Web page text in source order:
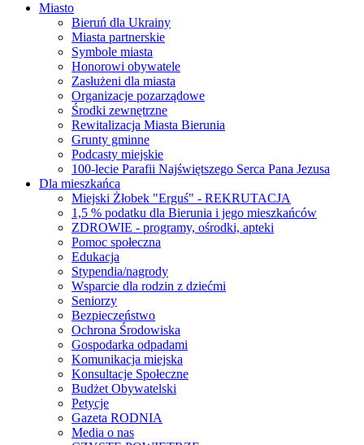
Miasto
Bieruń dla Ukrainy
Miasta partnerskie
Symbole miasta
Honorowi obywatele
Zasłużeni dla miasta
Organizacje pozarządowe
Środki zewnętrzne
Rewitalizacja Miasta Bierunia
Grunty gminne
Podcasty miejskie
100-lecie Parafii Najświętszego Serca Pana Jezusa
Dla mieszkańca
Miejski Żłobek "Erguś" - REKRUTACJA
1,5 % podatku dla Bierunia i jego mieszkańców
ZDROWIE - programy, ośrodki, apteki
Pomoc społeczna
Edukacja
Stypendia/nagrody
Wsparcie dla rodzin z dziećmi
Seniorzy
Bezpieczeństwo
Ochrona Środowiska
Gospodarka odpadami
Komunikacja miejska
Konsultacje Społeczne
Budżet Obywatelski
Petycje
Gazeta RODNIA
Media o nas